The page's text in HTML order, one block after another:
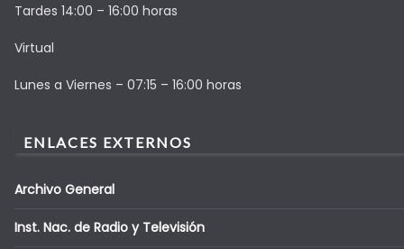
Tardes 14:00 – 16:00 horas
Virtual
Lunes a Viernes – 07:15 – 16:00 horas
ENLACES EXTERNOS
Archivo General
Inst. Nac. de Radio y Televisión